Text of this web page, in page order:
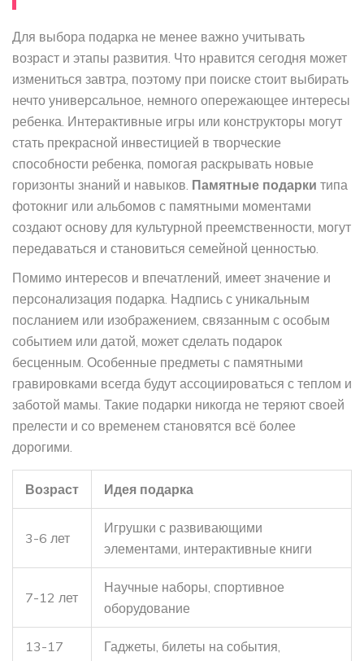
Для выбора подарка не менее важно учитывать
возраст и этапы развития. Что нравится сегодня может
измениться завтра, поэтому при поиске стоит выбирать
нечто универсальное, немного опережающее интересы
ребенка. Интерактивные игры или конструкторы могут
стать прекрасной инвестицией в творческие
способности ребенка, помогая раскрывать новые
горизонты знаний и навыков. Памятные подарки типа
фотокниг или альбомов с памятными моментами
создают основу для культурной преемственности, могут
передаваться и становиться семейной ценностью.
Помимо интересов и впечатлений, имеет значение и
персонализация подарка. Надпись с уникальным
посланием или изображением, связанным с особым
событием или датой, может сделать подарок
бесценным. Особенные предметы с памятными
гравировками всегда будут ассоциироваться с теплом и
заботой мамы. Такие подарки никогда не теряют своей
прелести и со временем становятся всё более
дорогими.
Возраст Идея подарка
3-6 лет
Игрушки с развивающими
элементами, интерактивные книги
7-12 лет
Научные наборы, спортивное
оборудование
13-17
Гаджеты, билеты на события,